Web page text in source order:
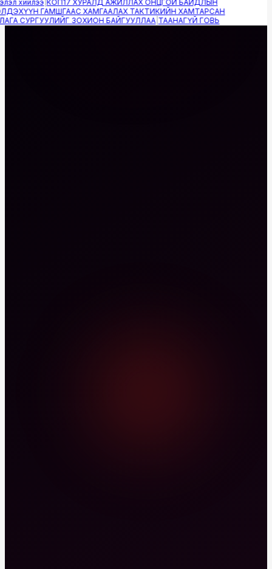
хийлээ|КОП17 ХУРАЛД АЖИЛЛАХ ОНЦГОЙ БАЙДЛЫН
ГАМШГААС ХАМГААЛАХ ТАКТИКИЙН ХАМТАРСАН
СУРГУУЛИЙГ ЗОХИОН БАЙГУУЛЛАА|ТААНАГҮЙ ГОВЬ